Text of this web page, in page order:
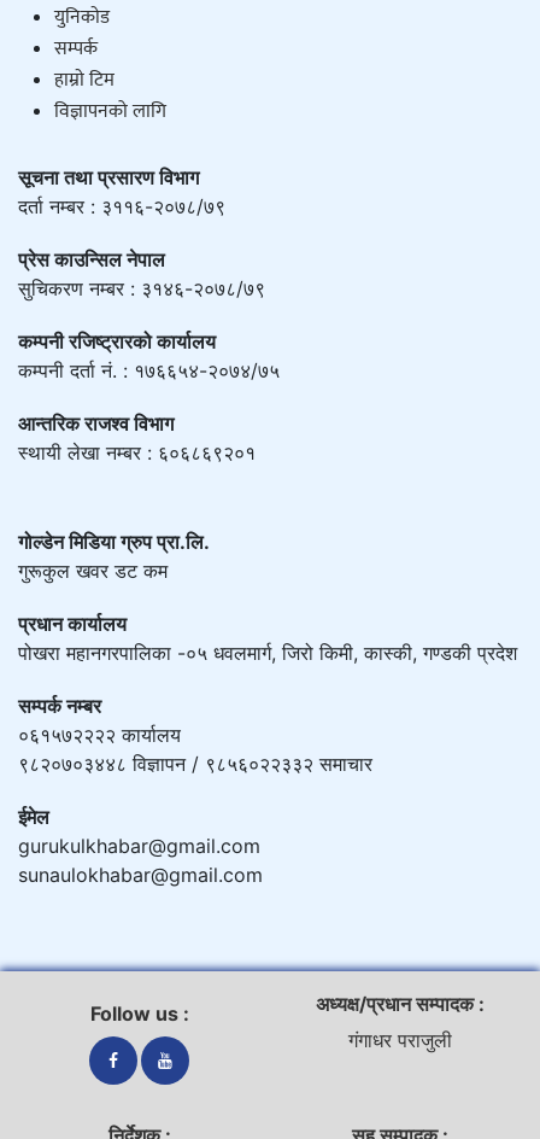
युनिकाेड
सम्पर्क
हाम्राे टिम
विज्ञापनको लागि
सूचना तथा प्रसारण विभाग
दर्ता नम्बर : ३११६-२०७८/७९
प्रेस काउन्सिल नेपाल
सुचिकरण नम्बर : ३१४६-२०७८/७९
कम्पनी रजिष्ट्रारको कार्यालय
कम्पनी दर्ता नं. : १७६६५४-२०७४/७५
आन्तरिक राजश्व विभाग
स्थायी लेखा नम्बर : ६०६८६९२०१
गोल्डेन मिडिया ग्रुप प्रा.लि.
गुरूकुल खवर डट कम
प्रधान कार्यालय
पोखरा महानगरपालिका -०५ धवलमार्ग, जिरो किमी, कास्की, गण्डकी प्रदेश
सम्पर्क नम्बर
०६१५७२२२२ कार्यालय
९८२०७०३४४८ विज्ञापन / ९८५६०२२३३२ समाचार
ईमेल
gurukulkhabar@gmail.com
sunaulokhabar@gmail.com
Follow us :
अध्यक्ष/प्रधान सम्पादक :
गंगाधर पराजुली